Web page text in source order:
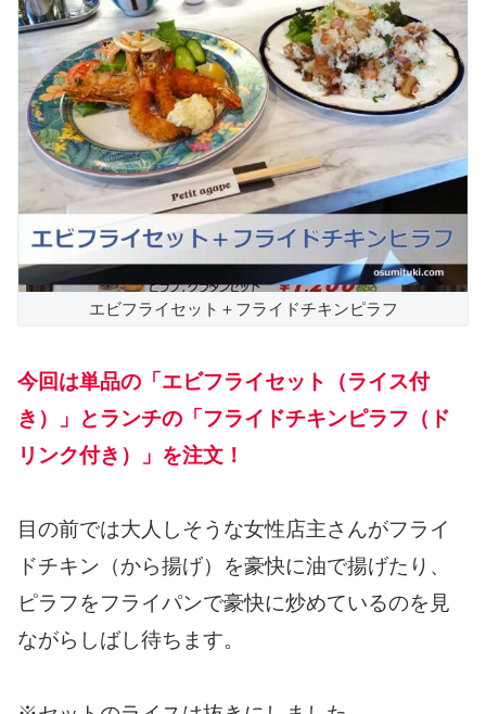
エビフライセット＋フライドチキンピラフ
今回は単品の「エビフライセット（ライス付
き）」とランチの「フライドチキンピラフ（ド
リンク付き）」を注文！
目の前では大人しそうな女性店主さんがフライ
ドチキン（から揚げ）を豪快に油で揚げたり、
ピラフをフライパンで豪快に炒めているのを見
ながらしばし待ちます。